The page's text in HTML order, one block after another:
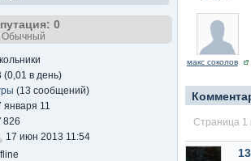
0
Обычный
(0,01 в день)
(13 сообщений)
января 11
826
17 июн 2013 11:54
макс соколов
Страница 1